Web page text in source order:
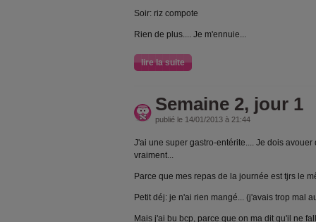
Soir: riz compote
Rien de plus.... Je m'ennuie...
lire la suite
Semaine 2, jour 1
publié le 14/01/2013 à 21:44
J'ai une super gastro-entérite.... Je dois
vraiment...
Parce que mes repas de la journée est tjrs le
Petit déj: je n'ai rien mangé... (j'avais trop mal
Mais j'ai bu bcp, parce que on ma dit qu'il ne